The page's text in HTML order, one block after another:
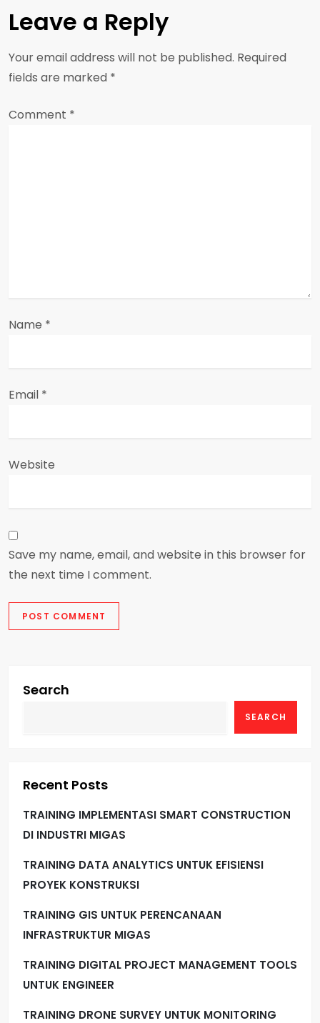
n
a
v
i
Leave a Reply
Your email address will not be published. Required
fields are marked *
Comment *
Name *
Email *
Website
Save my name, email, and website in this browser for
the next time I comment.
Search
SEARCH
Recent Posts
TRAINING IMPLEMENTASI SMART CONSTRUCTION
DI INDUSTRI MIGAS
TRAINING DATA ANALYTICS UNTUK EFISIENSI
PROYEK KONSTRUKSI
TRAINING GIS UNTUK PERENCANAAN
INFRASTRUKTUR MIGAS
TRAINING DIGITAL PROJECT MANAGEMENT TOOLS
UNTUK ENGINEER
TRAINING DRONE SURVEY UNTUK MONITORING